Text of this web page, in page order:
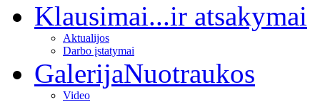
Klausimai...ir atsakymai
Aktualijos
Darbo įstatymai
GalerijaNuotraukos
Video